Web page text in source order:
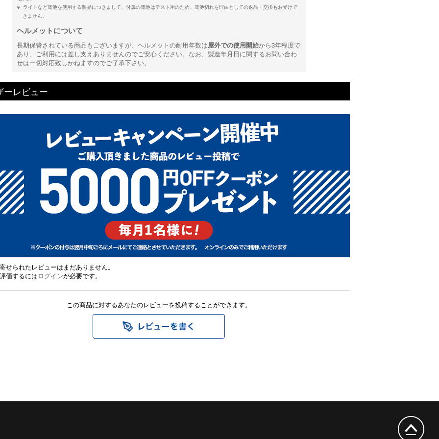
ライトなど電池を使用する製品につきまして、付属の電池はテスト用のため、電池切れを理由としての返品・交換もお受けで
きません。
ヘルメットについて
長期保管されている商品もございますが、ヘルメットの耐用年数は屋外での使用開始から3年程度で
あり、ご利用には差し支えありませんのでご安心ください。なお、製造年月日に関するお問い合わ
せは一切対応致しかねますのでご了承下さい。
ーレビュー
せられたレビューはまだありません。
価するにはログインが必要です。
この商品に対するあなたのレビューを投稿することができます。